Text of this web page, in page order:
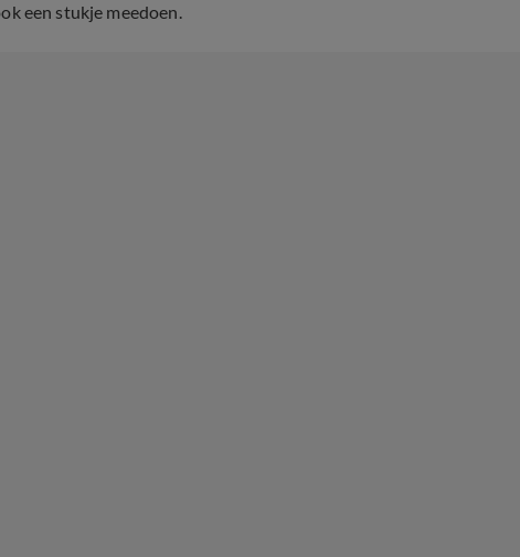
een stukje meedoen.